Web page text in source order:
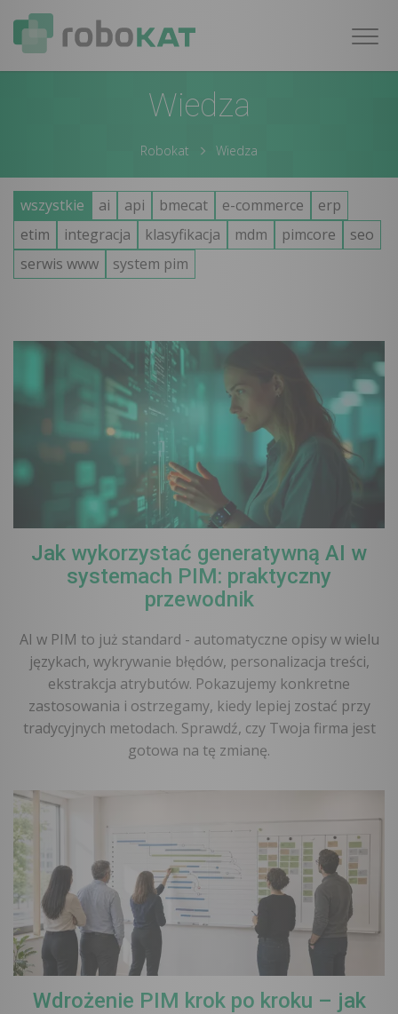
Wiedza
Robokat Wiedza
wszystkie ai api bmecat e-commerce
erp
etim
integracja klasyfikacja mdm pimcore
seo
serwis www
system pim
Jak wykorzystać generatywną AI w
systemach PIM: praktyczny
przewodnik
AI w PIM to już standard - automatyczne opisy w wielu
językach, wykrywanie błędów, personalizacja treści,
ekstrakcja atrybutów. Pokazujemy konkretne
zastosowania i ostrzegamy, kiedy lepiej zostać przy
tradycyjnych metodach. Sprawdź, czy Twoja firma jest
gotowa na tę zmianę.
Wdrożenie PIM krok po kroku – jak